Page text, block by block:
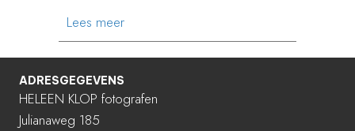
Lees meerabout FEARLESS AWARD
ADRESGEGEVENS
HELEEN KLOP fotografen
Julianaweg 185